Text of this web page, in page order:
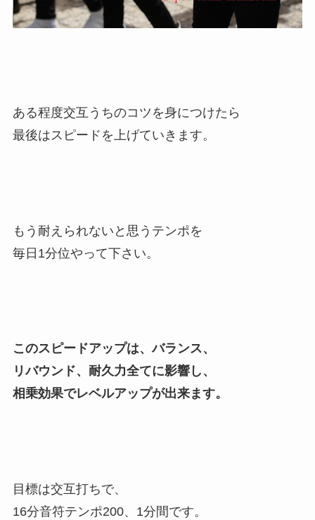
ある程度交互うちのコツを身につけたら
最後はスピードを上げていきます。
もう耐えられないと思うテンポを
毎日1分位やって下さい。
このスピードアップは、バランス、
リバウンド、耐久力全てに影響し、
相乗効果でレベルアップが出来ます。
目標は交互打ちで、
16分音符テンポ200、1分間です。